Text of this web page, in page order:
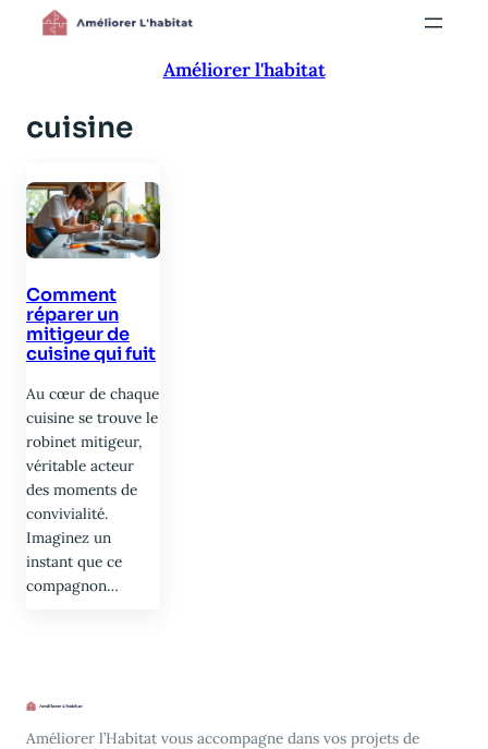
Aller
Améliorer l'habitat
cuisine
Comment
réparer un
mitigeur de
cuisine qui fuit
Au cœur de chaque
cuisine se trouve le
robinet mitigeur,
véritable acteur
des moments de
convivialité.
Imaginez un
instant que ce
compagnon…
Améliorer l’Habitat vous accompagne dans vos projets de